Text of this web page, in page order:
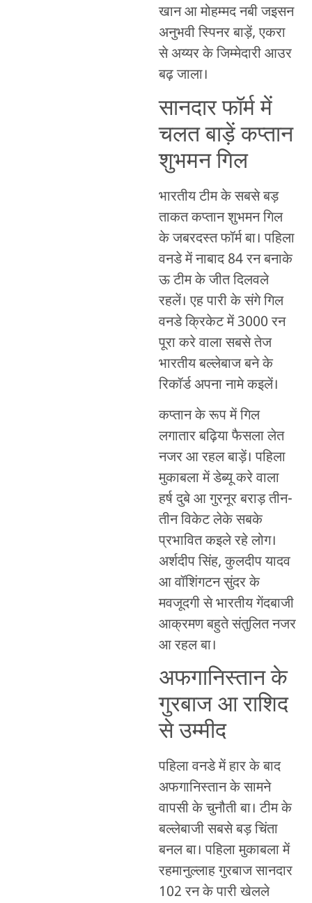
खान आ मोहम्मद नबी जइसन
अनुभवी स्पिनर बाड़ें, एकरा
से अय्यर के जिम्मेदारी आउर
बढ़ जाला।
सानदार फॉर्म में
चलत बाड़ें कप्तान
शुभमन गिल
भारतीय टीम के सबसे बड़
ताकत कप्तान शुभमन गिल
के जबरदस्त फॉर्म बा। पहिला
वनडे में नाबाद 84 रन बनाके
ऊ टीम के जीत दिलवले
रहलें। एह पारी के संगे गिल
वनडे क्रिकेट में 3000 रन
पूरा करे वाला सबसे तेज
भारतीय बल्लेबाज बने के
रिकॉर्ड अपना नामे कइलें।
कप्तान के रूप में गिल
लगातार बढ़िया फैसला लेत
नजर आ रहल बाड़ें। पहिला
मुकाबला में डेब्यू करे वाला
हर्ष दुबे आ गुरनूर बराड़ तीन-
तीन विकेट लेके सबके
प्रभावित कइले रहे लोग।
अर्शदीप सिंह, कुलदीप यादव
आ वॉशिंगटन सुंदर के
मवजूदगी से भारतीय गेंदबाजी
आक्रमण बहुते संतुलित नजर
आ रहल बा।
अफगानिस्तान के
गुरबाज आ राशिद
से उम्मीद
पहिला वनडे में हार के बाद
अफगानिस्तान के सामने
वापसी के चुनौती बा। टीम के
बल्लेबाजी सबसे बड़ चिंता
बनल बा। पहिला मुकाबला में
रहमानुल्लाह गुरबाज सानदार
102 रन के पारी खेलले